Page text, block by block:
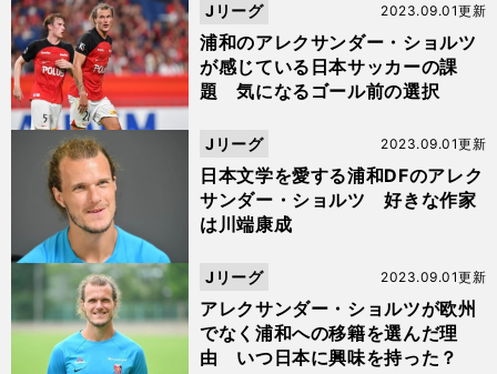
浦和のアレクサンダー・ショルツ
が感じている日本サッカーの課
題 気になるゴール前の選択
2023.09.01更新
Jリーグ
日本文学を愛する浦和DFのアレク
サンダー・ショルツ 好きな作家
は川端康成
2023.09.01更新
Jリーグ
アレクサンダー・ショルツが欧州
でなく浦和への移籍を選んだ理
由 いつ日本に興味を持った？
2023.09.01更新
Jリーグ